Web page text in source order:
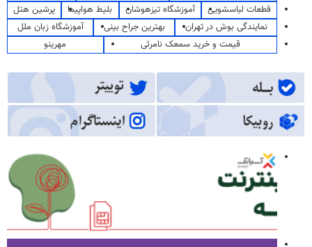
قطعات لباسشویی
آموزشگاه تیزهوشان بلیط هواپیما
پرشین هتل
نمایندگی بوش در تهران
بهترین جراح بینی
آموزشگاه زبان ملل
قیمت و خرید سمعک نامرئی
مهرینو